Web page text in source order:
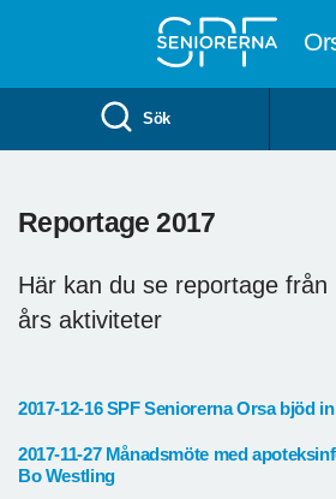
Sök
Reportage 2017
Här kan du se reportage från
års aktiviteter
2017-12-16 SPF Seniorerna Orsa bjöd
2017-11-27 Månadsmöte med
Bo Westling